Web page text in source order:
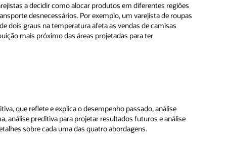
a decidir como alocar produtos em diferentes regiões
desnecessários. Por exemplo, um varejista de roupas
dois graus na temperatura afeta as vendas de camisas
mais próximo das áreas projetadas para ter
que reflete e explica o desempenho passado, análise
análise preditiva para projetar resultados futuros e análise
sobre cada uma das quatro abordagens.